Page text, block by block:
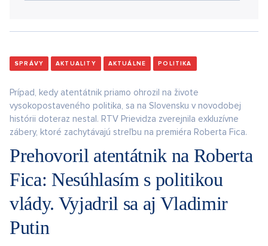
SPRÁVY AKTUALITY AKTUÁLNE POLITIKA
Prípad, kedy atentátnik priamo ohrozil na živote
vysokopostaveného politika, sa na Slovensku v novodobej
histórii doteraz nestal. RTV Prievidza zverejnila exkluzívne
zábery, ktoré zachytávajú streľbu na premiéra Roberta Fica.
Prehovoril atentátnik na Roberta
Fica: Nesúhlasím s politikou
vlády. Vyjadril sa aj Vladimir
Putin